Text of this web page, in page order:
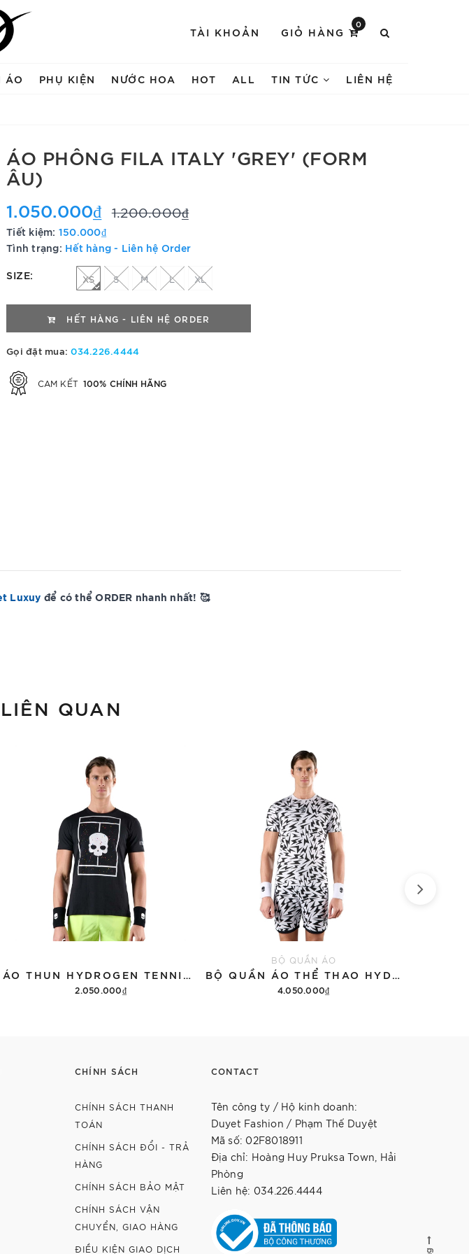
TÀI KHOẢN GIỎ HÀNG
0
ÁO PHỤ KIỆN NƯỚC HOA HOT ALL TIN TỨC LIÊN HỆ
ÁO PHÔNG FILA ITALY 'GREY' (FORM
ÂU)
1.050.000₫ 1.200.000₫
Tiết kiệm: 150.000₫
Tình trạng: Hết hàng - Liên hệ Order
SIZE: XS S M L XL
HẾT HÀNG - LIÊN HỆ ORDER
Gọi đặt mua:034.226.4444
CAM KẾT 100% CHÍNH HÃNG
Luxuy để có thể ORDER nhanh nhất! 🥰
LIÊN QUAN
ÁO THUN HYDROGEN TENNIS COURT COTTON 'BLACK'
2.050.000₫
BỘ QUẦN ÁO
BỘ QUẦN ÁO THỂ THAO HYDROGEN THUNDERS TECH
4.050.000₫
CHÍNH SÁCH
CHÍNH SÁCH THANH
TOÁN
CHÍNH SÁCH ĐỔI - TRẢ
HÀNG
CHÍNH SÁCH BẢO MẬT
CHÍNH SÁCH VẬN
CHUYỂN, GIAO HÀNG
ĐIỀU KIỆN GIAO DỊCH
CONTACT
Tên công ty / Hộ kinh doanh:
Duyet Fashion / Phạm Thế Duyệt
Mã số: 02F8018911
Địa chỉ: Hoàng Huy Pruksa Town, Hải
Phòng
Liên hệ: 034.226.4444